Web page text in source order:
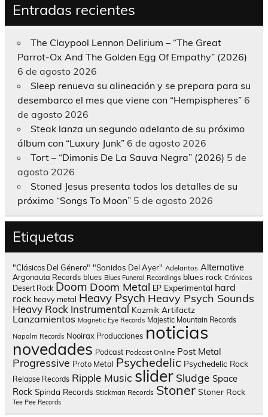
Entradas recientes
The Claypool Lennon Delirium – “The Great
Parrot-Ox And The Golden Egg Of Empathy” (2026)
6 de agosto 2026
Sleep renueva su alineación y se prepara para su
desembarco el mes que viene con “Hempispheres” 6
de agosto 2026
Steak lanza un segundo adelanto de su próximo
álbum con “Luxury Junk” 6 de agosto 2026
Tort – “Dimonis De La Sauva Negra” (2026) 5 de
agosto 2026
Stoned Jesus presenta todos los detalles de su
próximo “Songs To Moon” 5 de agosto 2026
Etiquetas
"Clásicos Del Género" "Sonidos Del Ayer" Adelantos Alternative
Argonauta Records blues Blues Funeral Recordings blues rock Crónicas
Desert Rock Doom Doom Metal EP Experimental hard
rock heavy metal Heavy Psych Heavy Psych Sounds
Heavy Rock Instrumental Kozmik Artifactz
Lanzamientos Magnetic Eye Records Majestic Mountain Records
Napalm Records Nooirax Producciones noticias
novedades Podcast Podcast Online Post Metal
Progressive Proto Metal Psychedelic Psychedelic Rock
Relapse Records Ripple Music slider Sludge Space
Rock Spinda Records Stickman Records Stoner Stoner Rock
Tee Pee Records